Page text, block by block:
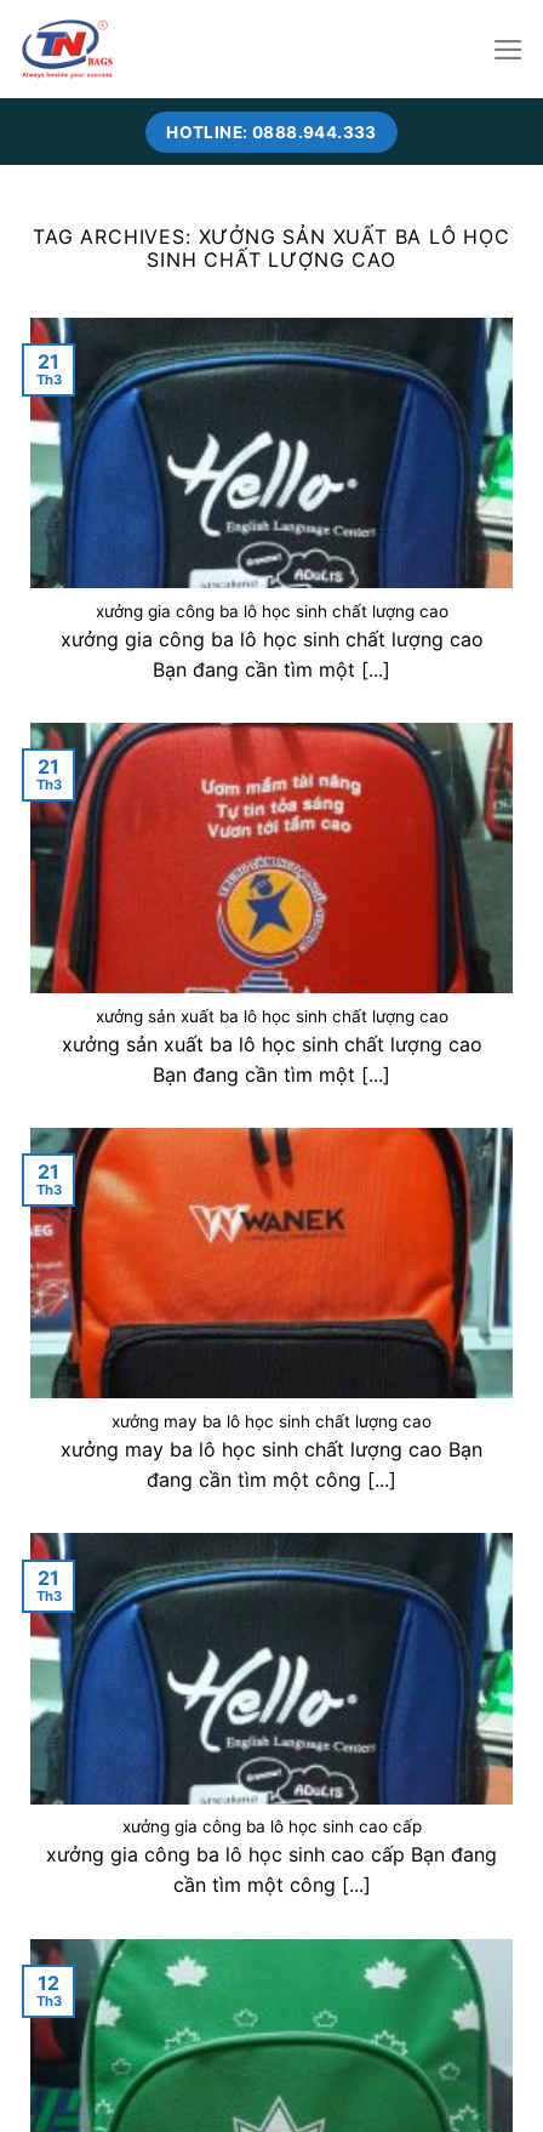
content
HOTLINE: 0888.944.333
TAG ARCHIVES: XƯỞNG SẢN XUẤT BA LÔ HỌC
SINH CHẤT LƯỢNG CAO
xưởng gia công ba lô học sinh chất lượng cao
xưởng gia công ba lô học sinh chất lượng cao
Bạn đang cần tìm một [...]
21
Th3
xưởng sản xuất ba lô học sinh chất lượng cao
xưởng sản xuất ba lô học sinh chất lượng cao
Bạn đang cần tìm một [...]
21
Th3
xưởng may ba lô học sinh chất lượng cao
xưởng may ba lô học sinh chất lượng cao Bạn
đang cần tìm một công [...]
21
Th3
xưởng gia công ba lô học sinh cao cấp
xưởng gia công ba lô học sinh cao cấp Bạn đang
cần tìm một công [...]
21
Th3
12
Th3